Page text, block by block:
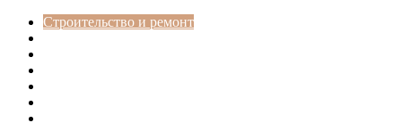
Строительство и ремонт